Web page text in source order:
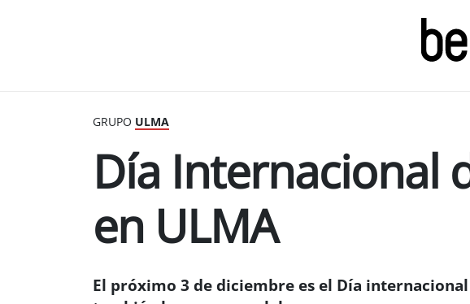
GRUPO ULMA
Día Internacional
en ULMA
El próximo 3 de diciembre es el Día